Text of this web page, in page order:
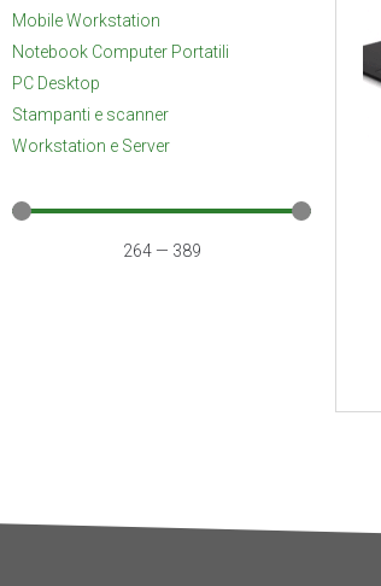
Mobile Workstation
Notebook Computer Portatili
PC Desktop
Stampanti e scanner
Workstation e Server
264 — 389